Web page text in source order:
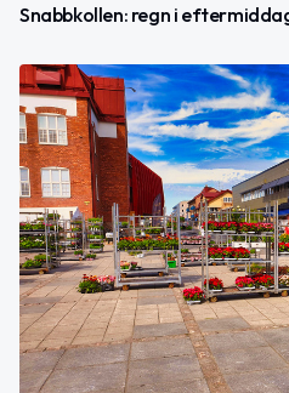
Snabbkollen: regn i